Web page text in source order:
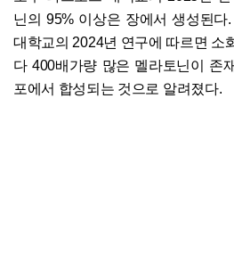
닌의 95% 이상은 장에서 생성된다
대학교의 2024년 연구에 따르면 소
다 400배가량 많은 멜라토닌이 존
포에서 합성되는 것으로 알려졌다.